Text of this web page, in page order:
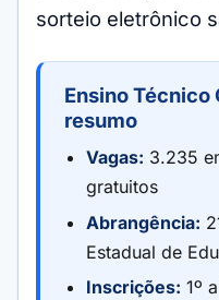
sorteio eletrônico
Ensino Técnico
resumo
Vagas: 3.235
gratuitos
Abrangência:
Estadual de
Inscrições: 1º